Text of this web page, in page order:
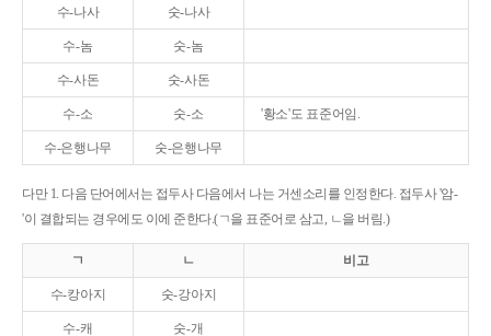
수-나사 숫-나사
수-놈 숫-놈
수-사돈 숫-사돈
수-소 숫-소 '황소'도 표준어임.
수-은행나무 숫-은행나무
다만 1. 다음 단어에서는 접두사 다음에서 나는 거센소리를 인정한다. 접두사 '암-
'이 결합되는 경우에도 이에 준한다.(ㄱ을 표준어로 삼고, ㄴ을 버림.)
ㄱ ㄴ 비고
수-캉아지 숫-강아지
수-캐 숫-개